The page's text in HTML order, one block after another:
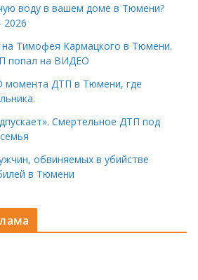
воду в вашем доме в Тюмени?
2026
на Тимофея Кармацкого в Тюмени.
попал на ВИДЕО
ДТП в Тюмени, где
Смертельное ДТП под
обвиняемых в убийстве
в Тюмени